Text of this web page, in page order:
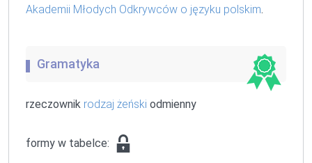
Akademii Młodych Odkrywców o języku polskim.
Gramatyka
rzeczownik rodzaj żeński odmienny
formy w tabelce: